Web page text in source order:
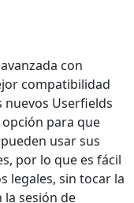
con
compatibilidad
nuevos Userfields
para que
usar sus
por lo que es fácil
legales, sin tocar la
la sesión de